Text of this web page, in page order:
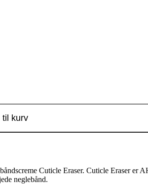
til kurv
Cuticle Eraser. Cuticle Eraser er
neglebånd.